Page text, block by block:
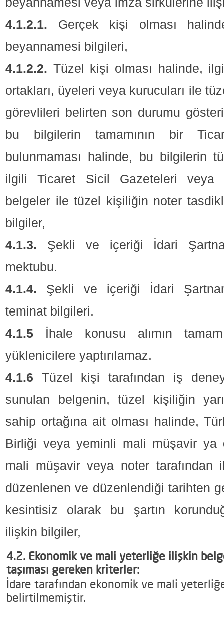
4.1.2.1. Gerçek kişi olması
beyannamesi bilgileri,
4.1.2.2. Tüzel kişi olması halinde,
ortakları, üyeleri veya kurucuları ile
görevlileri belirten son durumu
bu bilgilerin tamamının bir
bulunmaması halinde, bu bilgilerin
ilgili Ticaret Sicil Gazeteleri veya
belgeler ile tüzel kişiliğin noter
bilgiler,
4.1.3. Şekli ve içeriği İdari
mektubu.
4.1.4. Şekli ve içeriği İdari
teminat bilgileri.
4.1.5 İhale konusu alımın
yüklenicilere yaptırılamaz.
4.1.6 Tüzel kişi tarafından iş
sunulan belgenin, tüzel kişiliğin
sahip ortağına ait olması halinde,
Birliği veya yeminli mali müşavir ya
mali müşavir veya noter tarafından
düzenlenen ve düzenlendiği tarihten
kesintisiz olarak bu şartın
ilişkin bilgiler,
4.2. Ekonomik ve mali yeterliğe ilişkin
taşıması gereken kriterler:
İdare tarafından ekonomik ve mali
belirtilmemiştir.